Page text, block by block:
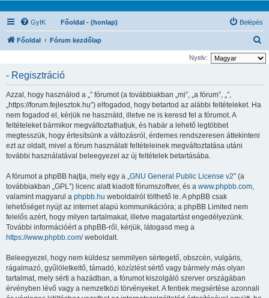
GyIK Főoldal - (honlap) Belépés
Főoldal Fórum kezdőlap
e
Nyelv:
- Regisztráció
Azzal, hogy használod a „” fórumot (a továbbiakban „mi”, „a fórum”, „”,
„https://forum.fejlesztok.hu”) elfogadod, hogy betartod az alábbi feltételeket. Ha
nem fogadod el, kérjük ne használd, illetve ne is keresd fel a fórumot. A
feltételeket bármikor megváltoztathatjuk, és habár a lehető legtöbbet
megtesszük, hogy értesítsünk a változásról, érdemes rendszeresen áttekinteni
ezt az oldalt, mivel a fórum használati feltételeinek megváltoztatása utáni
további használatával beleegyezel az új feltételek betartásába.
A fórumot a phpBB hajtja, mely egy a „GNU General Public License v2” (a
továbbiakban „GPL”) licenc alatt kiadott fórumszoftver, és a www.phpbb.com,
valamint magyarul a phpbb.hu weboldalról tölthető le. A phpBB csak
lehetőséget nyújt az internet alapú kommunikációra; a phpBB Limited nem
felelős azért, hogy milyen tartalmakat, illetve magatartást engedélyezünk.
További információért a phpBB-ről, kérjük, látogasd meg a
https://www.phpbb.com/weboldalt.
Beleegyezel, hogy nem küldesz semmilyen sértegető, obszcén, vulgáris,
rágalmazó, gyűlöletkeltő, támadó, közízlést sértő vagy bármely más olyan
tartalmat, mely sérti a hazádban, a fórumot kiszolgáló szerver országában
érvényben lévő vagy a nemzetközi törvényeket. A fentiek megsértése azonnali